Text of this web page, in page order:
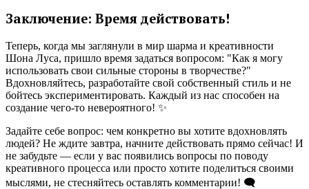
Заключение: Время действовать!
Теперь, когда мы заглянули в мир шарма и креативности
Шона Луса, пришло время задаться вопросом: "Как я могу
использовать свои сильные стороны в творчестве?"
Вдохновляйтесь, разработайте свой собственный стиль и не
бойтесь экспериментировать. Каждый из нас способен на
создание чего-то невероятного! ✨
Задайте себе вопрос: чем конкретно вы хотите вдохновлять
людей? Не ждите завтра, начните действовать прямо сейчас! И
не забудьте — если у вас появились вопросы по поводу
креативного процесса или просто хотите поделиться своими
мыслями, не стесняйтесь оставлять комментарии! 🗨️